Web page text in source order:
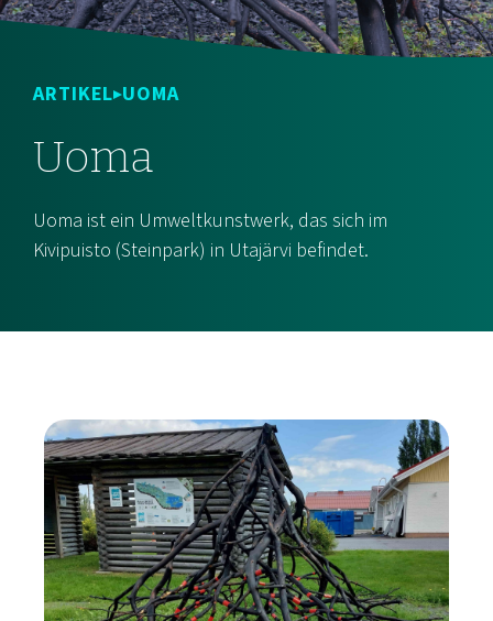
ARTIKEL UOMA
Uoma
Uoma ist ein Umweltkunstwerk, das sich im
Kivipuisto (Steinpark) in Utajärvi befindet.